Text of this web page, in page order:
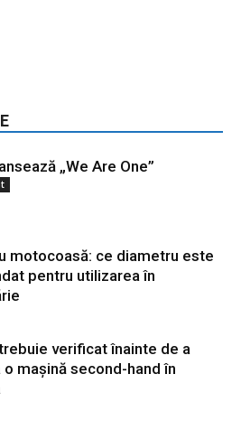
„We Are One”
motocoasă: ce diametru este
pentru utilizarea în
verificat înainte de a
o mașină second-hand în